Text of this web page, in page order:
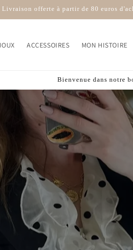
10% sur ta première commande avec
ACCESSOIRES MON HISTOIRE
Bienvenue dans notre